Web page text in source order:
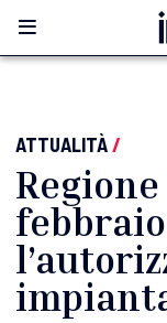
ATTUALITÀ/
Regione